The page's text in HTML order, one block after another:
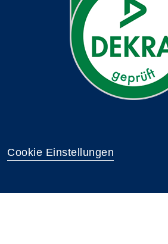
Cookie Einstellungen